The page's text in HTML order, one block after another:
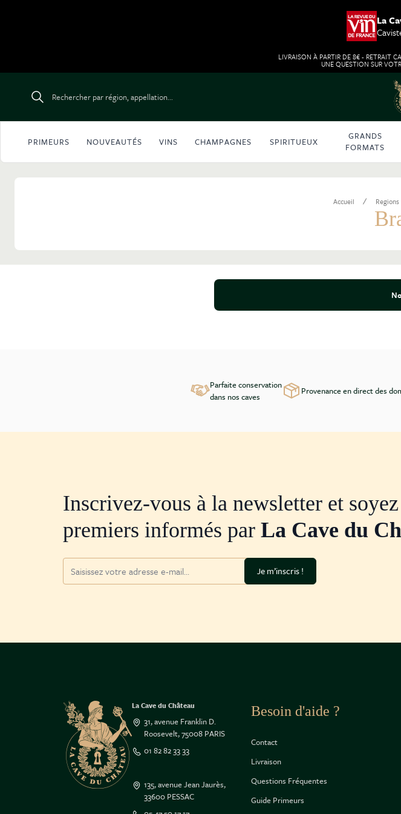
La
LIVRAISON À PARTIR DE 8€ - RETRAIT
UNE QUESTION SUR
Rechercher par région, appellation...
PRIMEURS NOUVEAUTÉS VINS CHAMPAGNES SPIRITUEUX
GRANDS
FORMATS
Accueil / Regions
Parfaite conservation
dans nos caves
Provenance en direct des
Inscrivez-vous à la newsletter et
premiers informés par La Cave du
Je m’inscris !
La Cave du Château
31, avenue Franklin D.
Roosevelt, 75008 PARIS
01 82 82 33 33
135, avenue Jean Jaurès,
33600 PESSAC
Besoin d'aide ?
Contact
Livraison
Questions Fréquentes
Guide Primeurs